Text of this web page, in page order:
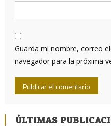
Guarda mi nombre, correo
navegador para la próxima
ÚLTIMAS